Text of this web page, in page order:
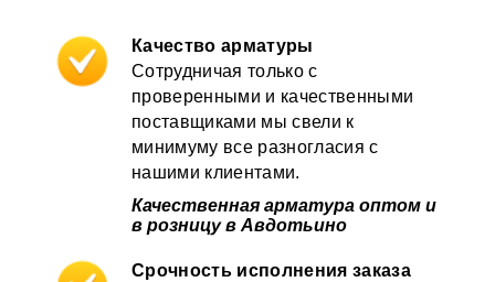
Качество арматуры
Сотрудничая только с
проверенными и качественными
поставщиками мы свели к
минимуму все разногласия с
нашими клиентами.
Качественная арматура оптом и
в розницу в Авдотьино
Срочность исполнения заказа